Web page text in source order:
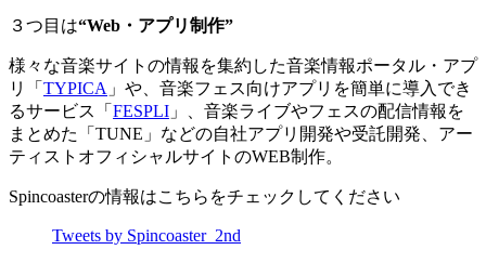
３つ目は“Web・アプリ制作”
様々な音楽サイトの情報を集約した音楽情報ポータル・アプ
リ「 TYPICA 」や、音楽フェス向けアプリを簡単に導入でき
るサービス「 FESPLI 」、音楽ライブやフェスの配信情報を
まとめた「TUNE」などの自社アプリ開発や受託開発、アー
ティストオフィシャルサイトのWEB制作。
Spincoasterの情報はこちらをチェックしてください
Tweets by Spincoaster_2nd